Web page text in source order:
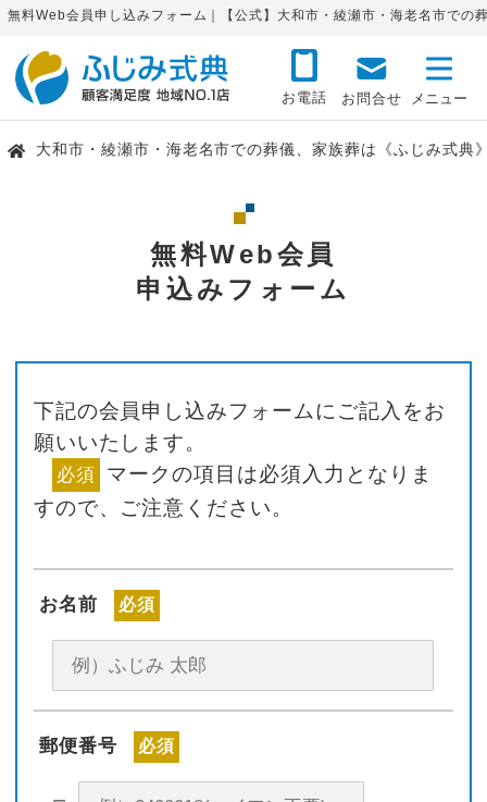
無料Web会員申し込みフォーム｜【公式】大和市・綾瀬市・海老名市での
お電話 お問合せ
大和市・綾瀬市・海老名市での葬儀、家族葬は《ふじみ式典
無料Web会員
申込みフォーム
下記の会員申し込みフォームにご記入をお
願いいたします。
必須 マークの項目は必須入力となりま
すので、ご注意ください。
お名前 必須
郵便番号 必須